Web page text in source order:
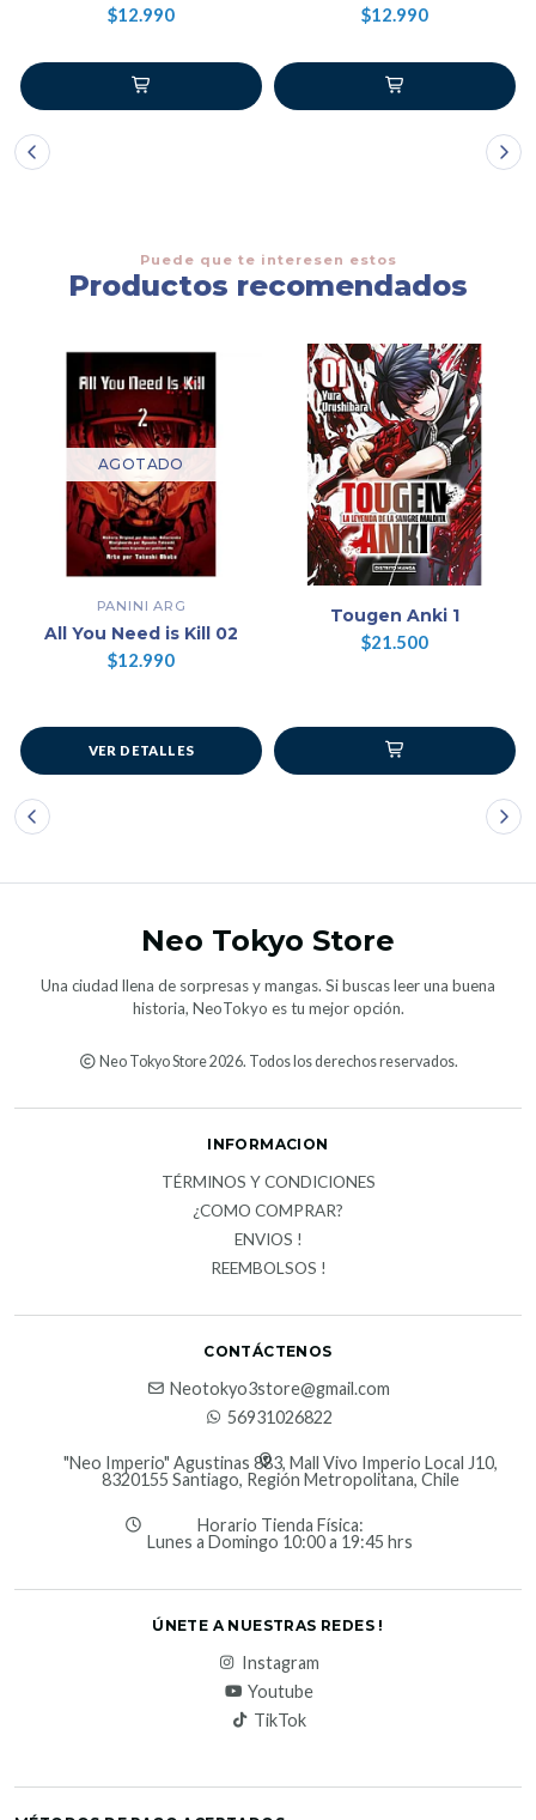
$12.990
$12.990
Puede que te interesen estos
Productos recomendados
AGOTADO
PANINI ARG
All You Need is Kill 02
$12.990
VER DETALLES
Tougen Anki 1
$21.500
Neo Tokyo Store
Una ciudad llena de sorpresas y mangas. Si buscas leer una buena
historia, NeoTokyo es tu mejor opción.
Neo Tokyo Store 2026. Todos los derechos reservados.
INFORMACION
TÉRMINOS Y CONDICIONES
¿COMO COMPRAR?
ENVIOS !
REEMBOLSOS !
CONTÁCTENOS
Neotokyo3store@gmail.com
56931026822
"Neo Imperio" Agustinas 883, Mall Vivo Imperio Local J10,
8320155 Santiago, Región Metropolitana, Chile
Horario Tienda Física:
Lunes a Domingo 10:00 a 19:45 hrs
ÚNETE A NUESTRAS REDES !
Instagram
Youtube
TikTok